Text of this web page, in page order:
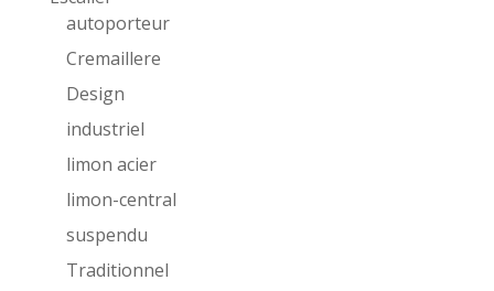
autoporteur
Cremaillere
Design
industriel
limon acier
limon-central
suspendu
Traditionnel